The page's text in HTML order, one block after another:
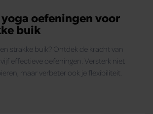
oefeningen voor
buik
strakke buik? Ontdek de kracht van
effectieve oefeningen. Versterk niet
maar verbeter ook je flexibiliteit.